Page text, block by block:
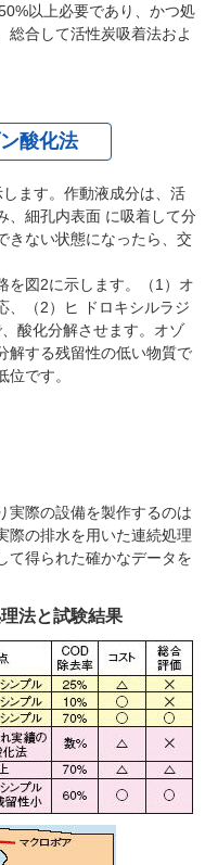
以上必要であり、かつ処
総合して活性炭吸着法およ
酸化法
ます。作動液成分は、活
、細孔内表面 に吸着して分
きない状態になったら、交
を図2に示します。（1）オ
、（2）ヒ ドロキシルラジ
酸化分解させます。オゾ
解する残留性の低い物質で
です。
実際の設備を製作するのは
際の排水を用いた連続処理
て得られた確かなデータを
法と試験結果